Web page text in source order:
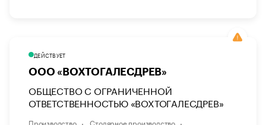
ДЕЙСТВУЕТ
ООО «ВОХТОГАЛЕСДРЕВ»
ОБЩЕСТВО С ОГРАНИЧЕННОЙ
ОТВЕТСТВЕННОСТЬЮ «ВОХТОГАЛЕСДРЕВ»
Производство
Столярное производство